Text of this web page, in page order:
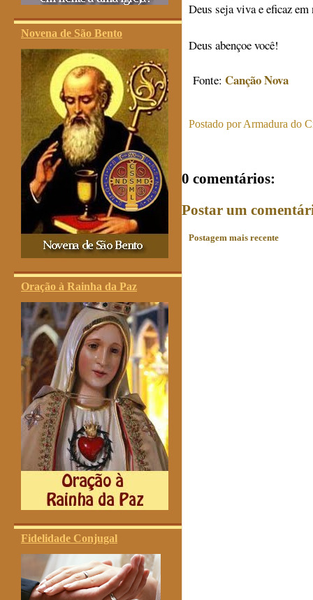
Novena de São Bento
Oração à Rainha da Paz
Fidelidade Conjugal
Deus seja viva e eficaz
Deus abençoe você!
Fonte: Canção Nova
Postado porArmadura do
0 comentários:
Postar um
Postagem mais recente